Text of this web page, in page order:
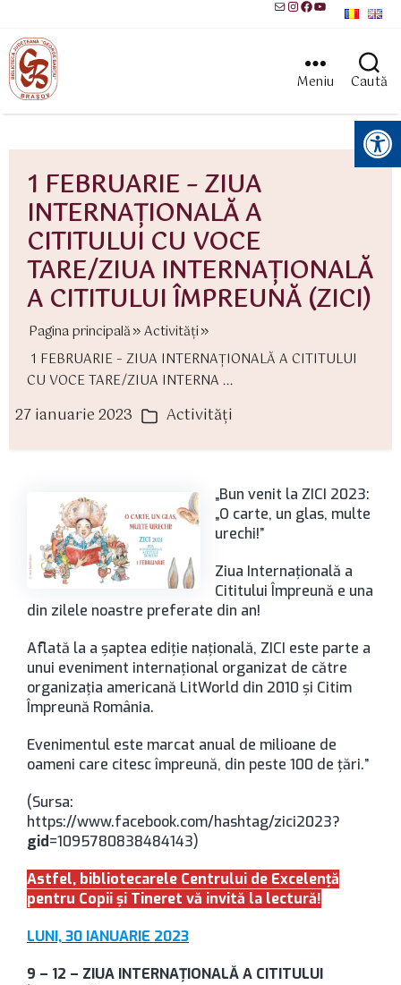
MailInstagram
Facebook
YouTube
Meniu Caută
Instrumente pentru accesibilitate
1 FEBRUARIE – ZIUA
INTERNAŢIONALĂ A
CITITULUI CU VOCE
TARE/ZIUA INTERNAŢIONALĂ
A CITITULUI ÎMPREUNĂ (ZICI)
Pagina principală
Activităţi
1 FEBRUARIE – ZIUA INTERNAŢIONALĂ A CITITULUI
CU VOCE TARE/ZIUA INTERNA ...
27 ianuarie 2023 Categorii
Activităţi
„Bun venit la ZICI 2023:
„O carte, un glas, multe
urechi!”
Ziua Internațională a
Cititului Împreună e una
din zilele noastre preferate din an!
Aflată la a șaptea ediție națională, ZICI este parte a
unui eveniment internațional organizat de către
organizația americană LitWorld din 2010 și Citim
Împreună România.
Evenimentul este marcat anual de milioane de
oameni care citesc împreună, din peste 100 de țări.”
(Sursa:
https://www.facebook.com/hashtag/zici2023?
gid=1095780838484143)
Astfel, bibliotecarele Centrului de Excelenţă
pentru Copii şi Tineret vă invită la lectură!
LUNI, 30 IANUARIE 2023
9 – 12 – ZIUA INTERNAȚIONALĂ A CITITULUI